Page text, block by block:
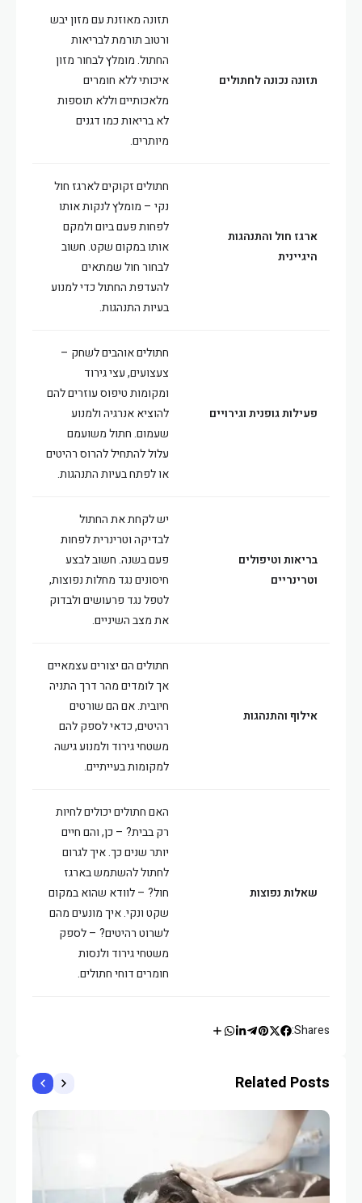
תזונה נכונה לחתולים
תזונה מאוזנת עם מזון יבש
ורטוב תורמת לבריאות
החתול. מומלץ לבחור מזון
איכותי ללא חומרים
מלאכותיים וללא תוספות
לא בריאות כמו דגנים
מיותרים.
ארגז חול והתנהגות
היגיינית
חתולים זקוקים לארגז חול
נקי – מומלץ לנקות אותו
לפחות פעם ביום ולמקם
אותו במקום שקט. חשוב
לבחור חול שמתאים
להעדפת החתול כדי למנוע
בעיות התנהגות.
פעילות גופנית וגירויים
חתולים אוהבים לשחק –
צעצועים, עצי גירוד
ומקומות טיפוס עוזרים להם
להוציא אנרגיה ולמנוע
שעמום. חתול משועמם
עלול להתחיל להרוס רהיטים
או לפתח בעיות התנהגות.
בריאות וטיפולים
וטרינריים
יש לקחת את החתול
לבדיקה וטרינרית לפחות
פעם בשנה. חשוב לבצע
חיסונים נגד מחלות נפוצות,
לטפל נגד פרעושים ולבדוק
את מצב השיניים.
אילוף והתנהגות
חתולים הם יצורים עצמאיים
אך לומדים מהר דרך התניה
חיובית. אם הם שורטים
רהיטים, כדאי לספק להם
משטחי גירוד ולמנוע גישה
למקומות בעייתיים.
שאלות נפוצות
האם חתולים יכולים לחיות
רק בבית? – כן, והם חיים
יותר שנים כך. איך לגרום
לחתול להשתמש בארגז
חול? – לוודא שהוא במקום
שקט ונקי. איך מונעים מהם
לשרוט רהיטים? – לספק
משטחי גירוד ולנסות
חומרים דוחי חתולים.
Shares:
Related Posts